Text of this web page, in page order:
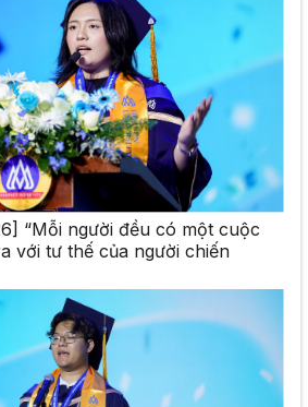
“Mỗi người đều có một cuộc
với tư thế của người chiến